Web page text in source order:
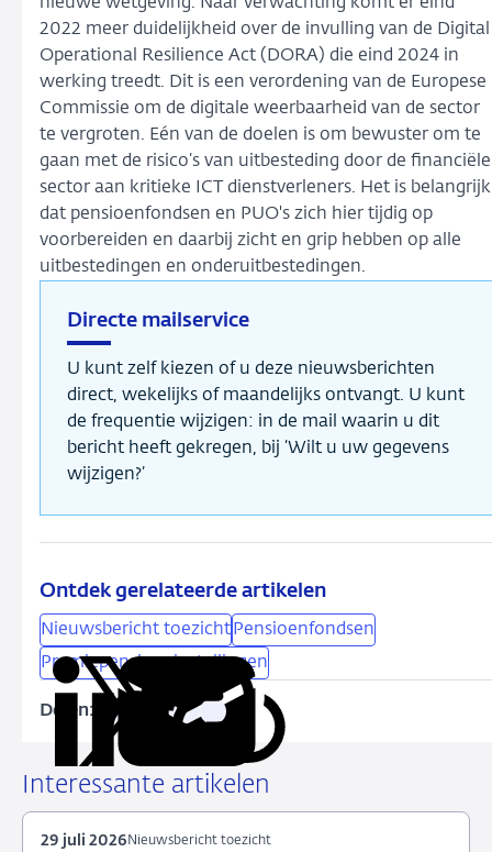
2022 meer duidelijkheid over de invulling van de Digital
Operational Resilience Act (DORA) die eind 2024 in
werking treedt. Dit is een verordening van de Europese
Commissie om de digitale weerbaarheid van de sector
te vergroten. Eén van de doelen is om bewuster om te
gaan met de risico’s van uitbesteding door de financiële
sector aan kritieke ICT dienstverleners. Het is belangrijk
dat pensioenfondsen en PUO's zich hier tijdig op
voorbereiden en daarbij zicht en grip hebben op alle
uitbestedingen en onderuitbestedingen.
Directe mailservice
U kunt zelf kiezen of u deze nieuwsberichten
direct, wekelijks of maandelijks ontvangt. U kunt
de frequentie wijzigen: in de mail waarin u dit
bericht heeft gekregen, bij ‘Wilt u uw gegevens
wijzigen?’
Ontdek gerelateerde artikelen
Nieuwsbericht toezicht Pensioenfondsen
Premiepensioeninstellingen
Delen:
Deel
LinkedIn
via
X
Deel
Facebook
Deel
e-
Kopieer
Interessante artikelen
Nieuwsbericht toezicht
29 juli 2026